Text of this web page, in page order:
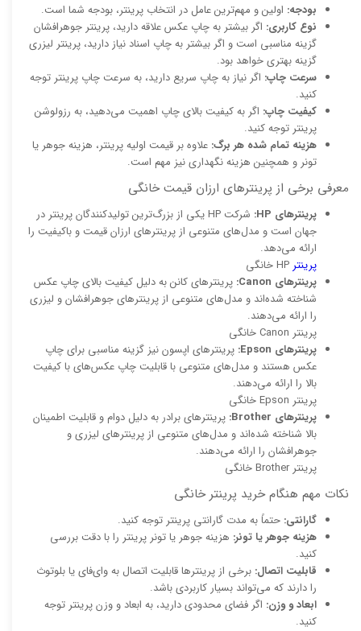
بودجه: اولین و مهم‌ترین عامل در انتخاب پرینتر، بودجه شما است.
نوع کاربری: اگر بیشتر به چاپ عکس علاقه دارید، پرینتر جوهرافشان
گزینه مناسبی است و اگر بیشتر به چاپ اسناد نیاز دارید، پرینتر لیزری
گزینه بهتری خواهد بود.
سرعت چاپ: اگر نیاز به چاپ سریع دارید، به سرعت چاپ پرینتر توجه
کنید.
کیفیت چاپ: اگر به کیفیت بالای چاپ اهمیت می‌دهید، به رزولوشن
پرینتر توجه کنید.
هزینه تمام شده هر برگ: علاوه بر قیمت اولیه پرینتر، هزینه جوهر یا
تونر و همچنین هزینه نگهداری نیز مهم است.
معرفی برخی از پرینترهای ارزان قیمت خانگی
پرینترهای HP:
شرکت HP یکی از بزرگ‌ترین تولیدکنندگان پرینتر در
جهان است و مدل‌های متنوعی از پرینترهای ارزان قیمت و باکیفیت را
ارائه می‌دهد.
پرینتر
پرینترهای Canon:
پرینترهای کانن به دلیل کیفیت بالای چاپ عکس
شناخته شده‌اند و مدل‌های متنوعی از پرینترهای جوهرافشان و لیزری
را ارائه می‌دهند.
پرینتر Canon خانگی
پرینترهای Epson:
پرینترهای اپسون نیز گزینه مناسبی برای چاپ
عکس هستند و مدل‌های متنوعی با قابلیت چاپ عکس‌های با کیفیت
بالا را ارائه می‌دهند.
پرینتر Epson خانگی
پرینترهای Brother:
پرینترهای برادر به دلیل دوام و قابلیت اطمینان
بالا شناخته شده‌اند و مدل‌های متنوعی از پرینترهای لیزری و
جوهرافشان را ارائه می‌دهند.
پرینتر Brother خانگی
نکات مهم هنگام خرید پرینتر خانگی
گارانتی: حتماً به مدت گارانتی پرینتر توجه کنید.
هزینه جوهر یا تونر: هزینه جوهر یا تونر پرینتر را با دقت بررسی
کنید.
قابلیت اتصال: برخی از پرینترها قابلیت اتصال به وای‌فای یا بلوتوث
را دارند که می‌تواند بسیار کاربردی باشد.
ابعاد و وزن: اگر فضای محدودی دارید، به ابعاد و وزن پرینتر توجه
کنید.